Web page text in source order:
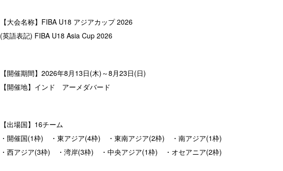
【大会名称】FIBA U18 アジアカップ 2026
(英語表記) FIBA U18 Asia Cup 2026
【開催期間】2026年8月13日(木)～8月23日(日)
【開催地】インド アーメダバード
【出場国】16チーム
・開催国(1枠) ・東アジア(4枠) ・東南アジア(2枠) ・南アジア(1枠)
・西アジア(3枠) ・湾岸(3枠) ・中央アジア(1枠) ・オセアニア(2枠)